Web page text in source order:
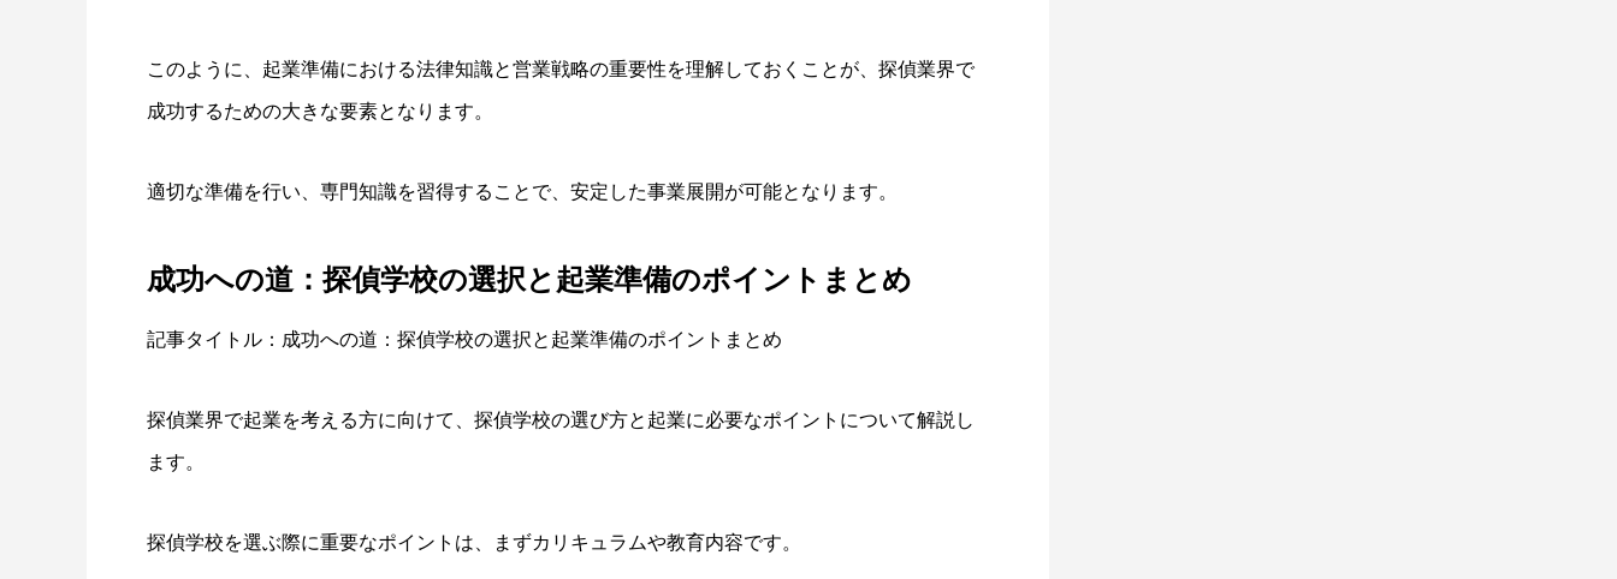
このように、起業準備における法律知識と営業戦略の重要性を理解しておくことが、探偵業界で
成功するための大きな要素となります。
適切な準備を行い、専門知識を習得することで、安定した事業展開が可能となります。
成功への道：探偵学校の選択と起業準備のポイントまとめ
記事タイトル：成功への道：探偵学校の選択と起業準備のポイントまとめ
探偵業界で起業を考える方に向けて、探偵学校の選び方と起業に必要なポイントについて解説し
ます。
探偵学校を選ぶ際に重要なポイントは、まずカリキュラムや教育内容です。